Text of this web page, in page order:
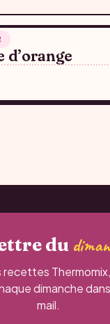
d’orange
du
recettes
dimanche
mail.